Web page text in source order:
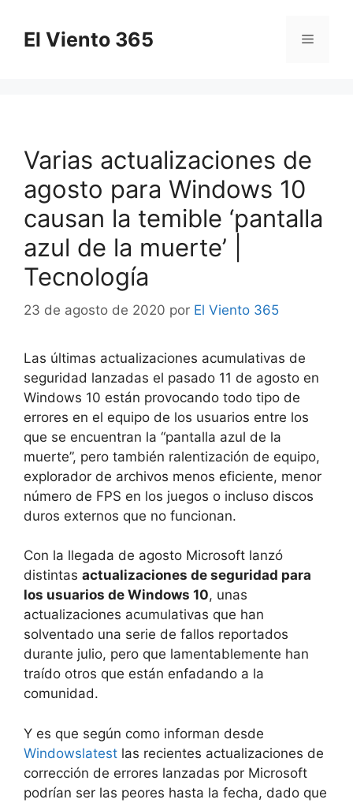
contenido
El Viento 365 Menú
Varias actualizaciones de
agosto para Windows 10
causan la temible ‘pantalla
azul de la muerte’ |
Tecnología
23 de agosto de 2020 por El Viento 365
Las últimas actualizaciones acumulativas de
seguridad lanzadas el pasado 11 de agosto en
Windows 10 están provocando todo tipo de
errores en el equipo de los usuarios entre los
que se encuentran la “pantalla azul de la
muerte”, pero también ralentización de equipo,
explorador de archivos menos eficiente, menor
número de FPS en los juegos o incluso discos
duros externos que no funcionan.
Con la llegada de agosto Microsoft lanzó
distintas actualizaciones de seguridad para
los usuarios de Windows 10, unas
actualizaciones acumulativas que han
solventado una serie de fallos reportados
durante julio, pero que lamentablemente han
traído otros que están enfadando a la
comunidad.
Y es que según como informan desde
Windowslatest las recientes actualizaciones de
corrección de errores lanzadas por Microsoft
podrían ser las peores hasta la fecha, dado que